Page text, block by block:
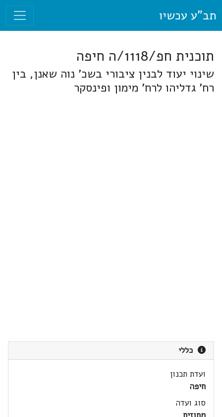
תב"ע עכשיו
תוכנית חפ/1118/ה חיפה
שינוי יעוד לבנין ציבורי בשכ' נוה שאנן, בין
רח' גדליהו לרח' מימון ופינסקר
כללי
ועדת תכנון
חיפה
סוג ועדה